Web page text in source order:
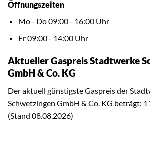
Öffnungszeiten
Mo - Do 09:00 - 16:00 Uhr
Fr 09:00 - 14:00 Uhr
Aktueller Gaspreis Stadtwerke
GmbH & Co. KG
Der aktuell günstigste Gaspreis der
Schwetzingen GmbH & Co. KG beträgt:
(Stand 08.08.2026)